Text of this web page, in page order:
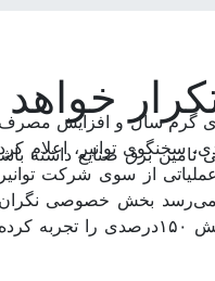
برق صنایع داشته
گرم سال و افزایش مصرف
سخنگوی توانیر، اعلام کرد
۱۴۰۳ کمبودی نخواهد داشت و برنامه‌‌‌ای مبتنی بر ۱۸۰اقدام عملیاتی از سوی شرکت توانیر
می‌رسد بخش خصوصی نگران
قیمت برق تمام‌شده است. به بیان کارشناسان، قیمت تمام‌شده‌‌ برق در سال ۱۴۰۲ افزایش ۱۵۰درصدی را تجربه کرده